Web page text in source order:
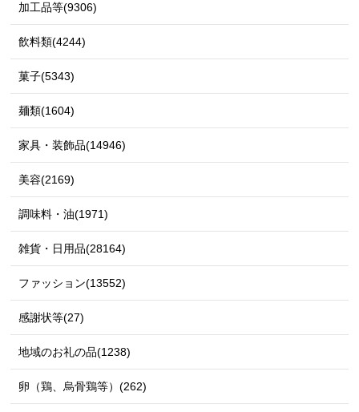
加工品等(9306)
飲料類(4244)
菓子(5343)
麺類(1604)
家具・装飾品(14946)
美容(2169)
調味料・油(1971)
雑貨・日用品(28164)
ファッション(13552)
感謝状等(27)
地域のお礼の品(1238)
卵（鶏、烏骨鶏等）(262)